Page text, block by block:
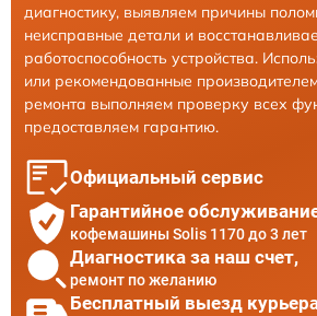
диагностику, выявляем причины
неисправные детали и
работоспособность устройства.
или рекомендованные
ремонта выполняем проверку всех
предоставляем гарантию.
Официальный сервис
Гарантийное
кофемашины Solis 1170 до 3 лет
Диагностика за наш счет,
ремонт по желанию
Бесплатный выезд